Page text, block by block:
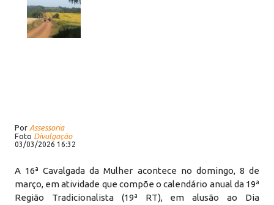
Por Assessoria
Foto Divulgação
03/03/2026 16:32
A 16ª Cavalgada da Mulher acontece no domingo, 8 de
março, em atividade que compõe o calendário anual da 19ª
Região Tradicionalista (19ª RT), em alusão ao Dia